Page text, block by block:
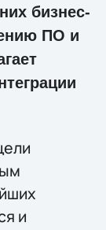
бизнес-
ПО и
и